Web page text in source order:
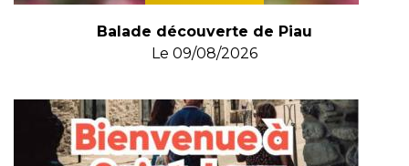
Balade découverte de Piau
Le 09/08/2026